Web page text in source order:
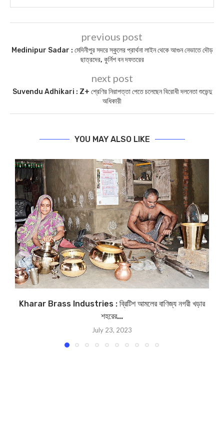
previous post
Medinipur Sadar : মেদিনীপুর সদরে স্কুলের প্রার্থনা লাইন থেকে আগুন নেভাতে দৌড়
ছাত্রদের, কুর্নিশ বন দফতরের
next post
Suvendu Adhikari : Z+ শ্রেণির নিরাপত্তা পেতে চলেছেন বিরোধী দলনেতা শুভেন্দু
অধিকারী
YOU MAY ALSO LIKE
Kharar Brass Industries : ব্রিটিশ আমলের বাণিজ্য নগরী খড়ার
শহরের...
July 23, 2023